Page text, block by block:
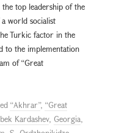
top leadership of the
world socialist
Turkic factor in the
to the implementation
of “Great
“Akhrar”, “Great
Kardashev, Georgia,